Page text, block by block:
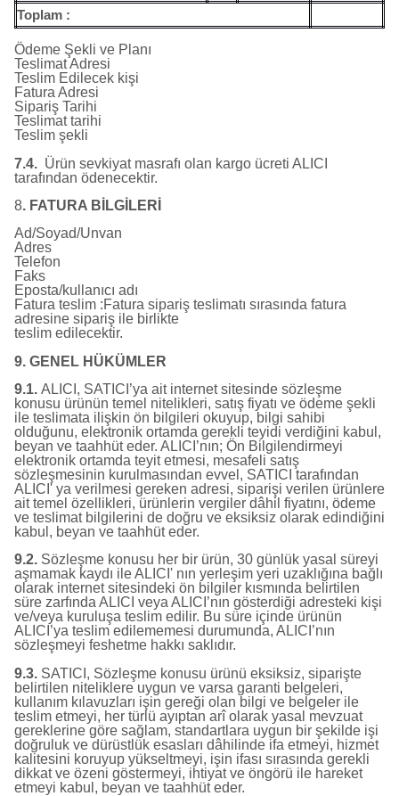
Toplam :
Ödeme Şekli ve Planı
Teslimat Adresi
Teslim Edilecek kişi
Fatura Adresi
Sipariş Tarihi
Teslimat tarihi
Teslim şekli
7.4. Ürün sevkiyat masrafı olan kargo ücreti ALICI
tarafından ödenecektir.
8. FATURA BİLGİLERİ
Ad/Soyad/Unvan
Adres
Telefon
Faks
Eposta/kullanıcı adı
Fatura teslim :Fatura sipariş teslimatı sırasında fatura
adresine sipariş ile birlikte
teslim edilecektir.
9. GENEL HÜKÜMLER
9.1. ALICI, SATICI’ya ait internet sitesinde sözleşme
konusu ürünün temel nitelikleri, satış fiyatı ve ödeme şekli
ile teslimata ilişkin ön bilgileri okuyup, bilgi sahibi
olduğunu, elektronik ortamda gerekli teyidi verdiğini kabul,
beyan ve taahhüt eder. ALICI’nın; Ön Bilgilendirmeyi
elektronik ortamda teyit etmesi, mesafeli satış
sözleşmesinin kurulmasından evvel, SATICI tarafından
ALICI' ya verilmesi gereken adresi, siparişi verilen ürünlere
ait temel özellikleri, ürünlerin vergiler dâhil fiyatını, ödeme
ve teslimat bilgilerini de doğru ve eksiksiz olarak edindiğini
kabul, beyan ve taahhüt eder.
9.2. Sözleşme konusu her bir ürün, 30 günlük yasal süreyi
aşmamak kaydı ile ALICI' nın yerleşim yeri uzaklığına bağlı
olarak internet sitesindeki ön bilgiler kısmında belirtilen
süre zarfında ALICI veya ALICI’nın gösterdiği adresteki kişi
ve/veya kuruluşa teslim edilir. Bu süre içinde ürünün
ALICI’ya teslim edilememesi durumunda, ALICI’nın
sözleşmeyi feshetme hakkı saklıdır.
9.3. SATICI, Sözleşme konusu ürünü eksiksiz, siparişte
belirtilen niteliklere uygun ve varsa garanti belgeleri,
kullanım kılavuzları işin gereği olan bilgi ve belgeler ile
teslim etmeyi, her türlü ayıptan arî olarak yasal mevzuat
gereklerine göre sağlam, standartlara uygun bir şekilde işi
doğruluk ve dürüstlük esasları dâhilinde ifa etmeyi, hizmet
kalitesini koruyup yükseltmeyi, işin ifası sırasında gerekli
dikkat ve özeni göstermeyi, ihtiyat ve öngörü ile hareket
etmeyi kabul, beyan ve taahhüt eder.